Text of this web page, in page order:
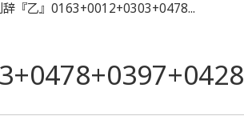
辞『乙』0163+0012+0303+0478...